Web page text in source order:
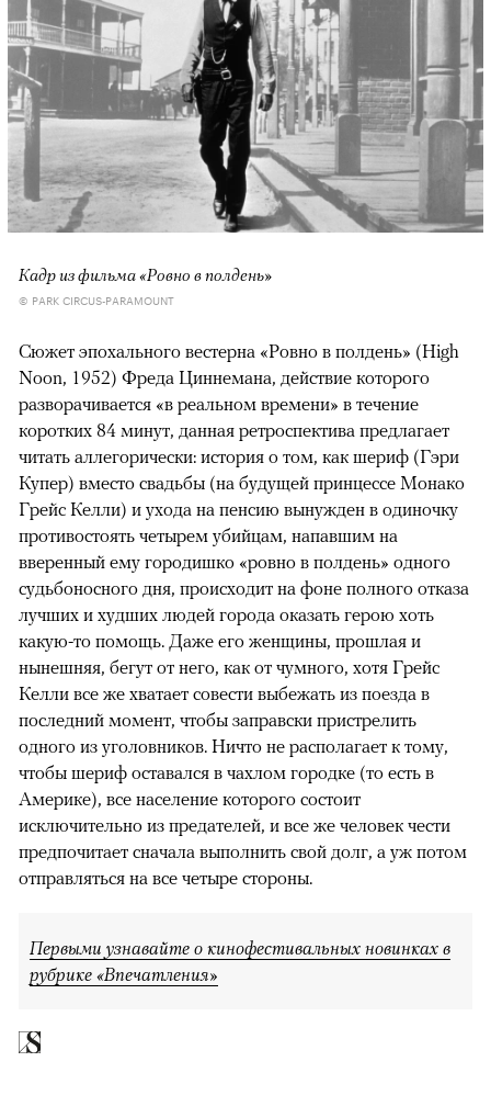
Кадр из фильма «Ровно в полдень»
© PARK CIRCUS-PARAMOUNT
Сюжет эпохального вестерна «Ровно в полдень» (High
Noon, 1952) Фреда Циннемана, действие которого
разворачивается «в реальном времени» в течение
коротких 84 минут, данная ретроспектива предлагает
читать аллегорически: история о том, как шериф (Гэри
Купер) вместо свадьбы (на будущей принцессе Монако
Грейс Келли) и ухода на пенсию вынужден в одиночку
противостоять четырем убийцам, напавшим на
вверенный ему городишко «ровно в полдень» одного
судьбоносного дня, происходит на фоне полного отказа
лучших и худших людей города оказать герою хоть
какую-то помощь. Даже его женщины, прошлая и
нынешняя, бегут от него, как от чумного, хотя Грейс
Келли все же хватает совести выбежать из поезда в
последний момент, чтобы заправски пристрелить
одного из уголовников. Ничто не располагает к тому,
чтобы шериф оставался в чахлом городке (то есть в
Америке), все население которого состоит
исключительно из предателей, и все же человек чести
предпочитает сначала выполнить свой долг, а уж потом
отправляться на все четыре стороны.
Первыми узнавайте о кинофестивальных новинках в
рубрике «Впечатления»